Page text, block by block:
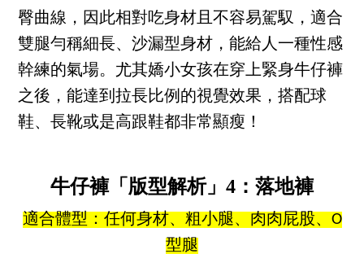
臀曲線，因此相對吃身材且不容易駕馭，適合
雙腿勻稱細長、沙漏型身材，能給人一種性感
幹練的氣場。尤其嬌小女孩在穿上緊身牛仔褲
之後，能達到拉長比例的視覺效果，搭配球
鞋、長靴或是高跟鞋都非常顯瘦！
牛仔褲「版型解析」4：落地褲
適合體型：任何身材、粗小腿、肉肉屁股、O
型腿